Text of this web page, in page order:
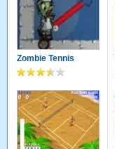
Zombie Tennis